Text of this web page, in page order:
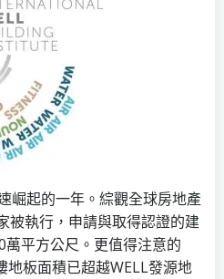
崛起的一年。綜觀全球房地產
被執行，申請與取得認證的建
平方公尺。更值得注意的
地板面積已超越WELL發源地